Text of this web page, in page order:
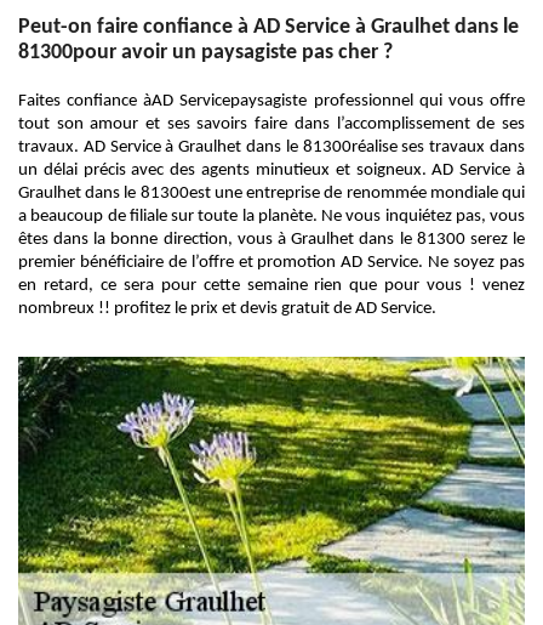
Peut-on faire confiance à AD Service à Graulhet dans le
81300pour avoir un paysagiste pas cher ?
Faites confiance àAD Servicepaysagiste professionnel qui vous offre
tout son amour et ses savoirs faire dans l’accomplissement de ses
travaux. AD Service à Graulhet dans le 81300réalise ses travaux dans
un délai précis avec des agents minutieux et soigneux. AD Service à
Graulhet dans le 81300est une entreprise de renommée mondiale qui
a beaucoup de filiale sur toute la planète. Ne vous inquiétez pas, vous
êtes dans la bonne direction, vous à Graulhet dans le 81300 serez le
premier bénéficiaire de l’offre et promotion AD Service. Ne soyez pas
en retard, ce sera pour cette semaine rien que pour vous ! venez
nombreux !! profitez le prix et devis gratuit de AD Service.